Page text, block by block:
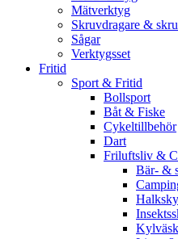
Mätverktyg
Skruvdragare &
Sågar
Verktygsset
Fritid
Sport & Fritid
Bollsport
Båt & Fiske
Cykeltillbehör
Dart
Friluftsliv &
Bär- &